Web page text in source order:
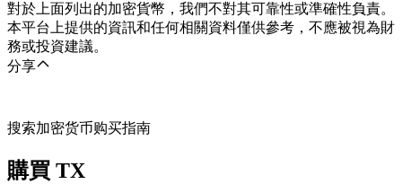
對於上面列出的加密貨幣，我們不對其可靠性或準確性負責。
本平台上提供的資訊和任何相關資料僅供參考，不應被視為財
務或投資建議。
分享
搜索加密货币购买指南
購買 TX